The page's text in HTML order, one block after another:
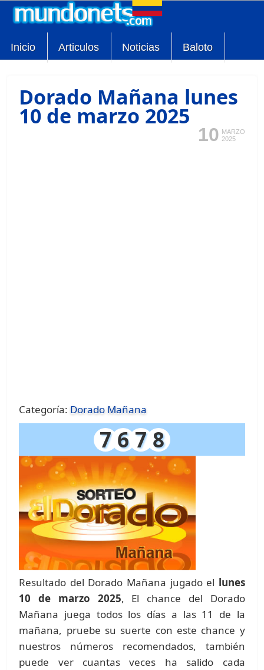
Inicio Articulos Noticias Baloto
Dorado Mañana lunes
10 de marzo 2025
10 MARZO
2025
Categoría: Dorado Mañana
7 6 7 8
Resultado del Dorado Mañana jugado el lunes
10 de marzo 2025, El chance del Dorado
Mañana juega todos los días a las 11 de la
mañana, pruebe su suerte con este chance y
nuestros números recomendados, también
puede ver cuantas veces ha salido cada